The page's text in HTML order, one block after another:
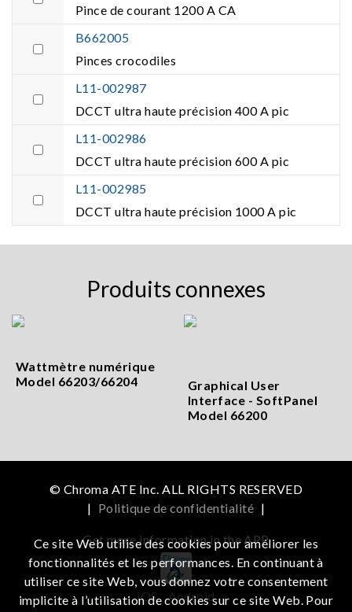
Pince de courant 1200 A CA
B662005
Pinces crocodiles
L11-002987
DCCT ultra haute précision 400 A pic
L11-002986
DCCT ultra haute précision 600 A pic
L11-002985
DCCT ultra haute précision 1000 A pic
Produits connexes
Wattmètre numérique
Model 66203/66204
Graphical User
Interface - SoftPanel
Model 66200
© Chroma ATE Inc. ALL RIGHTS RESERVED
| Politique de confidentialité |
Get more information in the APP
iOS Android
Ce site Web utilise des cookies pour améliorer les
fonctionnalités et les performances. En continuant à
utiliser ce site Web, vous donnez votre consentement
implicite à l’utilisation de cookies sur ce site Web. Pour